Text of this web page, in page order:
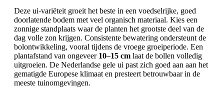
Deze ui-variëteit groeit het beste in een voedselrijke, goed
doorlatende bodem met veel organisch materiaal. Kies een
zonnige standplaats waar de planten het grootste deel van de
dag volle zon krijgen. Consistente bewatering ondersteunt de
bolontwikkeling, vooral tijdens de vroege groeiperiode. Een
plantafstand van ongeveer 10–15 cm laat de bollen volledig
uitgroeien. De Nederlandse gele ui past zich goed aan aan het
gematigde Europese klimaat en presteert betrouwbaar in de
meeste tuinomgevingen.